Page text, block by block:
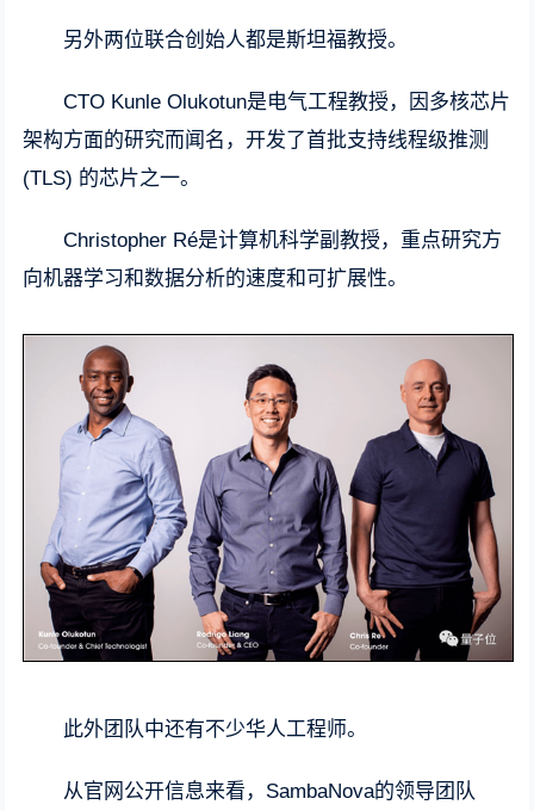
另外两位联合创始人都是斯坦福教授。
CTO Kunle Olukotun是电气工程教授，因多核芯片
架构方面的研究而闻名，开发了首批支持线程级推测
(TLS) 的芯片之一。
Christopher Ré是计算机科学副教授，重点研究方
向机器学习和数据分析的速度和可扩展性。
此外团队中还有不少华人工程师。
从官网公开信息来看，SambaNova的领导团队